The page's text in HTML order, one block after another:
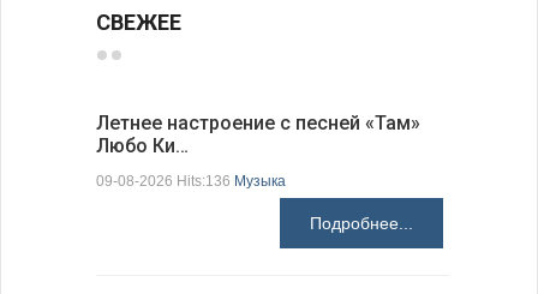
СВЕЖЕЕ
Летнее настроение с песней «Там»
Любо Ки…
09-08-2026 Hits:136 Музыка
Подробнее...